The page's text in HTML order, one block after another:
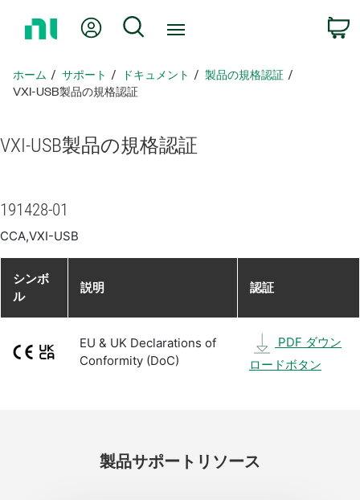
ペ
ー
戻
Myアカウント
検索
ホーム サポート ドキュメント
製品​の​規格​認証
VXI-USB製品​の​規格​認証
VXI-USB製品​の​規格​認証
191428-01
CCA,VXI-USB
シンボ
ル
説明 認証
EU & UK Declarations of
Conformity (DoC)
PDF ダウン
ロードボタン
製品サポート リソース